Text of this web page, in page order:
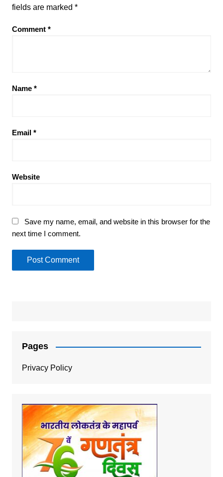
fields are marked *
Comment *
Name *
Email *
Website
Save my name, email, and website in this browser for the
next time I comment.
Pages
Privacy Policy